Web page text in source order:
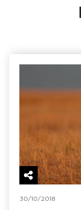
30/10/2018